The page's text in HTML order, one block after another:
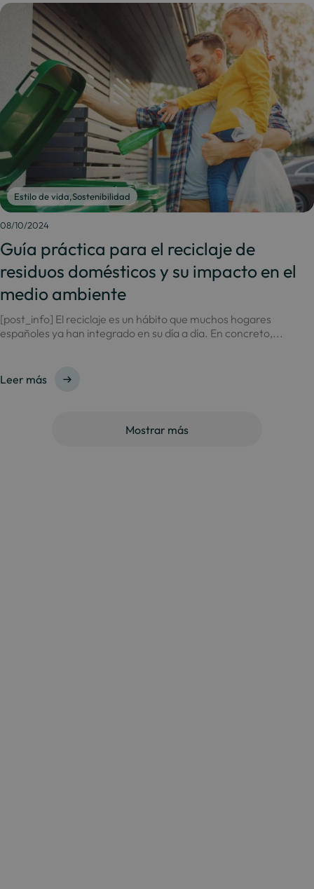
Estilo de vida,Sostenibilidad
08/10/2024
Guía práctica para el reciclaje de
residuos domésticos y su impacto en el
medio ambiente
[post_info] El reciclaje es un hábito que muchos hogares
españoles ya han integrado en su día a día. En concreto,...
Leer más
Mostrar más